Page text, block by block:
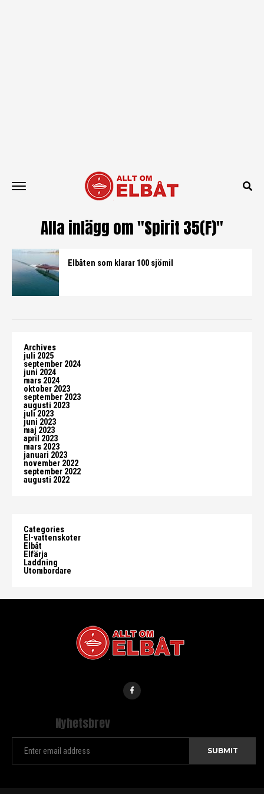
Alla inlägg om "Spirit 35(F)"
Elbåten som klarar 100 sjömil
Archives
juli 2025
september 2024
juni 2024
mars 2024
oktober 2023
september 2023
augusti 2023
juli 2023
juni 2023
maj 2023
april 2023
mars 2023
januari 2023
november 2022
september 2022
augusti 2022
Categories
El-vattenskoter
Elbåt
Elfärja
Laddning
Utombordare
Nyhetsbrev